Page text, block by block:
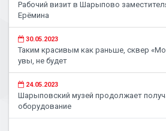
Рабочий визит в Шарыпово
Ерёмина
30.05.2023
Таким красивым как раньше, сквер
увы, не будет
24.05.2023
Шарыповский музей продолжает
оборудование